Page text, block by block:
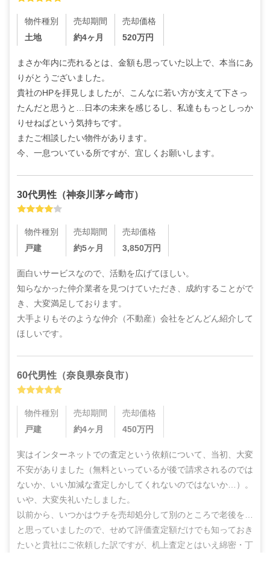
物件種別
土地
売却期間
約4ヶ月
売却価格
520万円
まさか年内に売れるとは、金額も思っていた以上で、本当にあ
りがとうございました。
貴社のHPを拝見しましたが、こんなに若い方が支えて下さっ
たんだと思うと…日本の未来を感じるし、私達ももっとしっか
りせねばという気持ちです。
またご相談したい物件があります。
今、一息ついている所ですが、宜しくお願いします。
30代男性 （神奈川茅ヶ崎市）
物件種別
戸建
売却期間
約5ヶ月
売却価格
3,850万円
面白いサービスなので、活動を広げてほしい。
知らなかった仲介業者を見つけていただき、成約することがで
き、大変満足しております。
大手よりもそのような仲介（不動産）会社をどんどん紹介して
ほしいです。
60代男性 （奈良県奈良市）
物件種別
戸建
売却期間
約4ヶ月
売却価格
450万円
実はインターネットでの査定という依頼について、当初、大変
不安がありました（無料といっているが後で請求されるのでは
ないか、いい加減な査定しかしてくれないのではないか…）。
いや、大変失礼いたしました。
以前から、いつかはウチを売却処分して別のところで老後を…
と思っていましたので、せめて評価査定額だけでも知っておき
たいと貴社にご依頼した訳ですが、机上査定とはいえ綿密・丁